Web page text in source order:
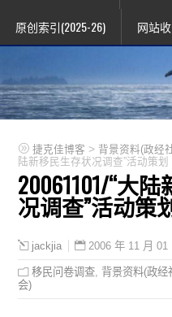
原创索引(2025-26) 网站
捷克佳博客 > 背景资料(政经
陆新移民生存状况调查”活动策划
20061101/“大
况调查”活动策
jackjia 2006 年 11 月 01
移民问卷调查 背景资料(政经
会)